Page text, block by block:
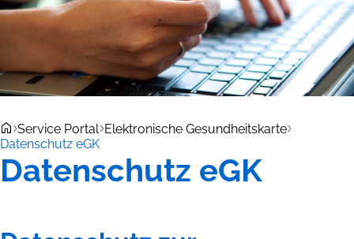
Service Portal Elektronische Gesundheitskarte
Datenschutz eGK
Datenschutz eGK